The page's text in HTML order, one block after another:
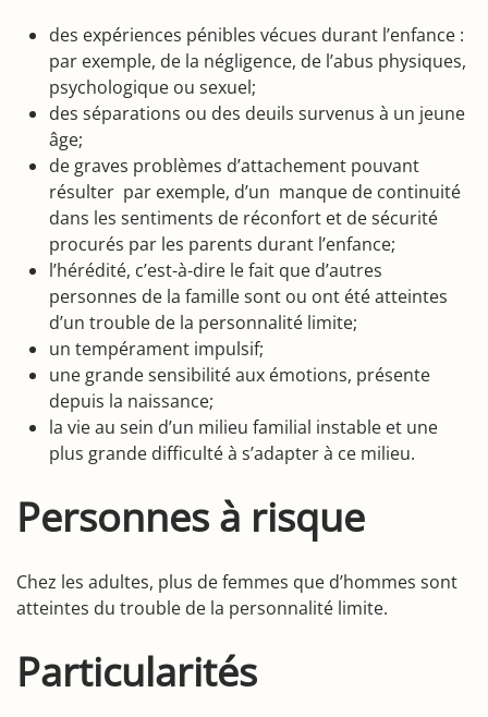
des expériences pénibles vécues durant l’enfance :
par exemple, de la négligence, de l’abus physiques,
psychologique ou sexuel;
des séparations ou des deuils survenus à un jeune
âge;
de graves problèmes d’attachement pouvant
résulter par exemple, d’un manque de continuité
dans les sentiments de réconfort et de sécurité
procurés par les parents durant l’enfance;
l’hérédité, c’est-à-dire le fait que d’autres
personnes de la famille sont ou ont été atteintes
d’un trouble de la personnalité limite;
un tempérament impulsif;
une grande sensibilité aux émotions, présente
depuis la naissance;
la vie au sein d’un milieu familial instable et une
plus grande difficulté à s’adapter à ce milieu.
Personnes à risque
Chez les adultes, plus de femmes que d’hommes sont
atteintes du trouble de la personnalité limite.
Particularités